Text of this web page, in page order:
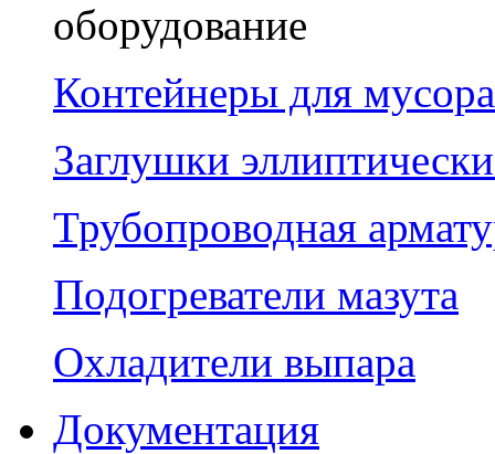
оборудование
Контейнеры для мусора
Заглушки
Трубопроводная
Подогреватели мазута
Охладители выпара
Документация